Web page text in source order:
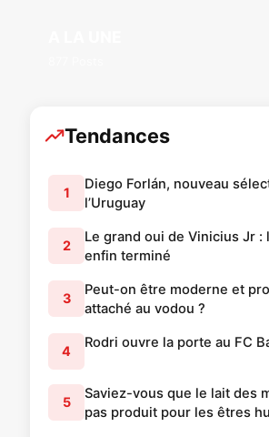
Tendances
1
Diego Forlán, nouveau
l’Uruguay
2
Le grand oui de Vinicius Jr
enfin terminé
3
Peut-on être moderne et
attaché au vodou ?
4
Rodri ouvre la porte au FC
5
Saviez-vous que le lait des
pas produit pour les êtres